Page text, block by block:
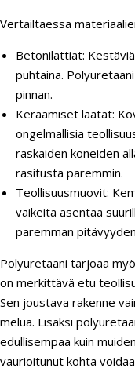
Vertailtaessa
Betonilattiat:
puhtaina.
pinnan.
Keraamiset laatat:
ongelmallisia
raskaiden koneiden
rasitusta paremmin.
Teollisuusmuovit:
vaikeita asentaa
paremman
Polyuretaani tarjoaa
on merkittävä etu
Sen joustava rakenne
melua. Lisäksi
edullisempaa kuin
vaurioitunut kohta